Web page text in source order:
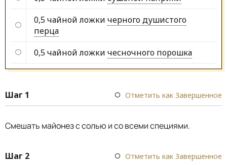
0,5 чайной ложки черного душистого
перца
0,5 чайной ложки чесночного порошка
Шаг 1 Отметить как Завершенное
Смешать майонез с солью и со всеми специями.
Шаг 2 Отметить как Завершенное